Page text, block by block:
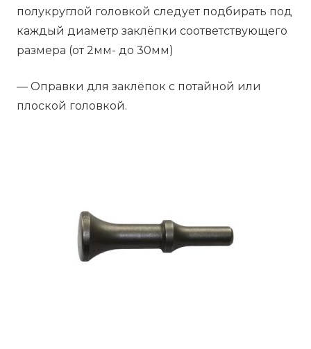
полукруглой головкой следует подбирать под
каждый диаметр заклёпки соответствующего
размера (от 2мм- до 30мм)
— Оправки для заклёпок с потайной или
плоской головкой.